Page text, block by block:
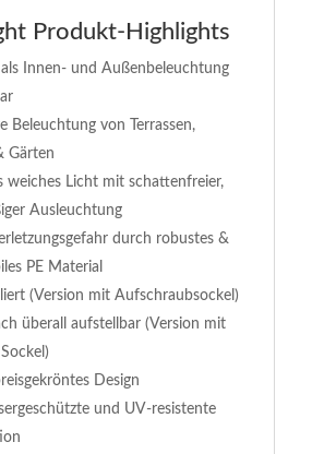
Produkt-Highlights
Innen- und Außenbeleuchtung
Beleuchtung von Terrassen,
Gärten
weiches Licht mit schattenfreier,
Ausleuchtung
durch robustes &
PE Material
(Version mit Aufschraubsockel)
überall aufstellbar (Version mit
Design
und UV-resistente